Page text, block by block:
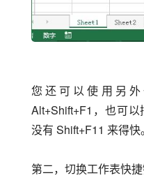
您还可以使用另外
Alt+Shift+F1，也可
没有 Shift+F11 来得快。
第二，切换工作表快